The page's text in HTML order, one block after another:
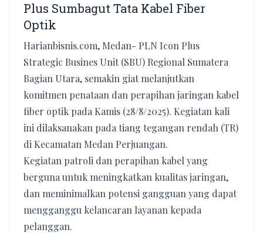
Plus Sumbagut Tata Kabel Fiber
Optik
Harianbisnis.com, Medan- PLN Icon Plus
Strategic Busines Unit (SBU) Regional Sumatera
Bagian Utara, semakin giat melanjutkan
komitmen penataan dan perapihan jaringan kabel
fiber optik pada Kamis (28/8/2025). Kegiatan kali
ini dilaksanakan pada tiang tegangan rendah (TR)
di Kecamatan Medan Perjuangan.
Kegiatan patroli dan perapihan kabel yang
berguna untuk meningkatkan kualitas jaringan,
dan meminimalkan potensi gangguan yang dapat
mengganggu kelancaran layanan kepada
pelanggan.